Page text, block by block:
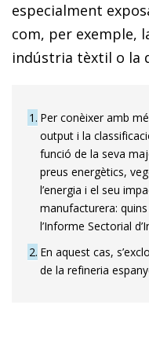
especialment
com, per exemple,
indústria tèxtil o la
1 Per conèixer amb
output i la
funció de la seva
preus energètics,
l’energia i el seu
manufacturera:
l’Informe Sectorial
2 En aquest cas,
de la refineria